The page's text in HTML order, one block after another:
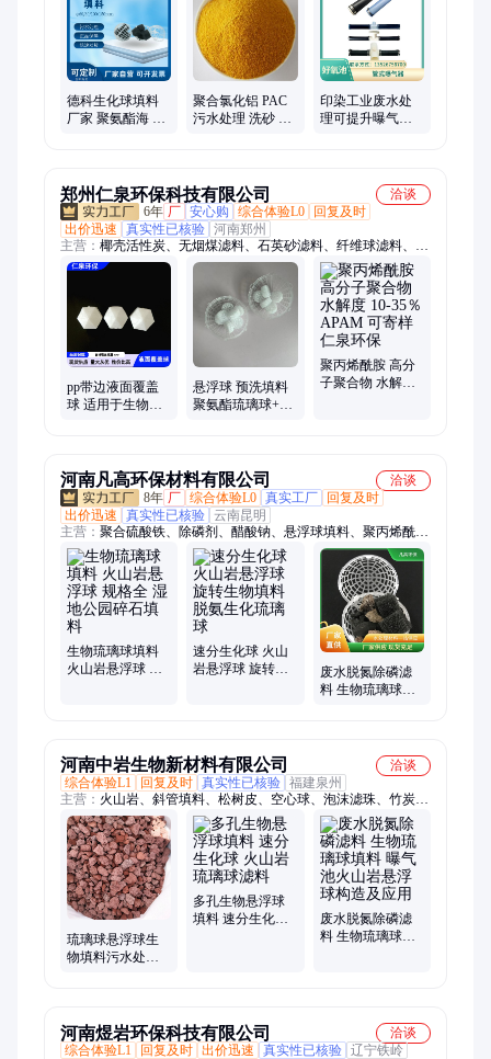
德科生化球填料
厂家 聚氨酯海 绵
聚合氯化铝 PAC
污水处理 洗砂 洗
印染工业废水处
理可提升曝气管
郑州仁泉环保科技有限公司
洽谈
6年 厂 安心购 综合体验L0
回复及时
出价迅速
真实性已核验 河南郑州
主营： 椰壳活性炭、无烟煤滤料、石英砂滤料、纤维球滤料、锰
砂滤料、蜂窝斜管填料、煤质柱状活性炭、微孔曝气器、863彗
pp带边液面覆盖
球 适用于生物载
悬浮球 预洗填料
聚氨酯琉璃球+火
聚丙烯酰胺 高分
子聚合物 水解度
河南凡高环保材料有限公司
洽谈
8年 厂 综合体验L0 真实工厂
回复及时
出价迅速
真实性已核验 云南昆明
主营： 聚合硫酸铁、除磷剂、醋酸钠、悬浮球填料、聚丙烯酰
胺、聚合氯化铝、除氟剂、阻垢剂、复合碳源、工业纯碱、反渗
透清洗剂、非氧化杀菌剂、乙酸钠、氨氮去除剂、葡萄糖、杀菌
剂、工业级葡萄糖、絮凝剂、十二烷基硫酸钠、乙二醇、还原
剂、活性炭、石英砂、无烟煤滤料
生物琉璃球填料
火山岩悬浮球 规
速分生化球 火山
岩悬浮球 旋转生
废水脱氮除磷滤
料 生物琉璃球填
河南中岩生物新材料有限公司
洽谈
综合体验L1
回复及时 真实性已核验 福建泉州
主营： 火山岩、斜管填料、松树皮、空心球、泡沫滤珠、竹炭、
陶粒、除臭箱填料、沸石、聚苯乙烯泡沫颗粒、活性碳、石英
砂、生物填料、彗星滤料、流化床、喷砂除锈
琉璃球悬浮球生
物填料污水处理
多孔生物悬浮球
填料 速分生化球
废水脱氮除磷滤
料 生物琉璃球填
河南煜岩环保科技有限公司
洽谈
综合体验L1
回复及时 出价迅速 真实性已核验 辽宁铁岭